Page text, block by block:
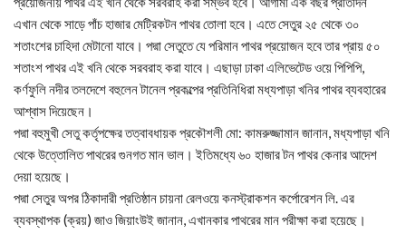
এখান থেকে সাড়ে পাঁচ হাজার মেট্রিকটন পাথর তোলা হবে। এতে সেতুর ২৫ থেকে ৩০
শতাংশের চাহিদা মেটানো যাবে। পদ্মা সেতুতে যে পরিমান পাথর প্রয়োজন হবে তার প্রায় ৫০
শতাংশ পাথর এই খনি থেকে সরবরাহ করা যাবে। এছাড়া ঢাকা এলিভেটেড ওয়ে পিপিপি,
কর্ণফুলি নদীর তলদেশে বহুলেন টানেল প্রকল্পের প্রতিনিধিরা মধ্যপাড়া খনির পাথর ব্যবহারের
আশ্বাস দিয়েছেন।
পদ্মা বহুমুখী সেতু কর্তৃপক্ষের তত্বাবধায়ক প্রকৌশলী মো: কামরুজ্জামান জানান, মধ্যপাড়া খনি
থেকে উত্তোলিত পাথরের গুনগত মান ভাল। ইতিমধ্যে ৬০ হাজার টন পাথর কেনার আদেশ
দেয়া হয়েছে।
পদ্মা সেতুর অপর ঠিকাদারী প্রতিষ্ঠান চায়না রেলওয়ে কনস্ট্রাকশন কর্পোরেশন লি. এর
ব্যবস্থাপক (ক্রয়) জাও জিয়াংউই জানান, এখানকার পাথরের মান পরীক্ষা করা হয়েছে।